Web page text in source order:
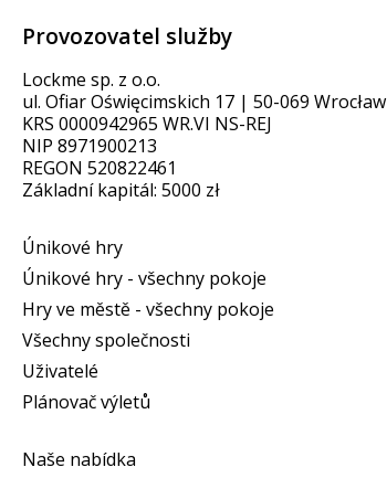
Provozovatel služby
Lockme sp. z o.o.
ul. Ofiar Oświęcimskich 17 | 50-069 Wrocław
KRS 0000942965 WR.VI NS-REJ
NIP 8971900213
REGON 520822461
Základní kapitál: 5000 zł
Únikové hry
Únikové hry - všechny pokoje
Hry ve městě - všechny pokoje
Všechny společnosti
Uživatelé
Plánovač výletů
Naše nabídka